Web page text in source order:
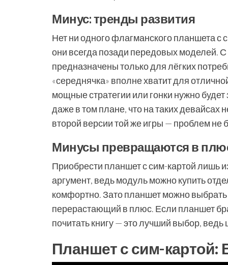
Минус: тренды развития
Нет ни одного флагманского планшета с
они всегда позади передовых моделей.
предназначены только для лёгких
«середнячка» вполне хватит для
мощные стратегии или гонки нужно
даже в том плане, что на таких девайсах
второй версии той же игры — проблем не
Минусы превращаются в
Приобрести планшет с сим-картой лишь
аргумент, ведь модуль можно купить
комфортно. Зато планшет можно
перерастающий в плюс. Если планшет
почитать книгу — это лучший выбор, ведь
Планшет с сим-картой: